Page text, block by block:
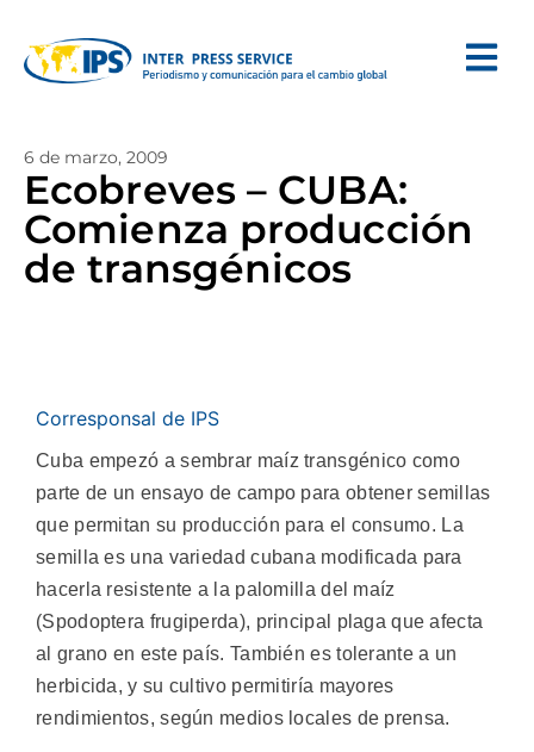
6 de marzo, 2009
Ecobreves – CUBA:
Comienza producción
de transgénicos
Corresponsal de IPS
Cuba empezó a sembrar maíz transgénico como
parte de un ensayo de campo para obtener semillas
que permitan su producción para el consumo. La
semilla es una variedad cubana modificada para
hacerla resistente a la palomilla del maíz
(Spodoptera frugiperda), principal plaga que afecta
al grano en este país. También es tolerante a un
herbicida, y su cultivo permitiría mayores
rendimientos, según medios locales de prensa.